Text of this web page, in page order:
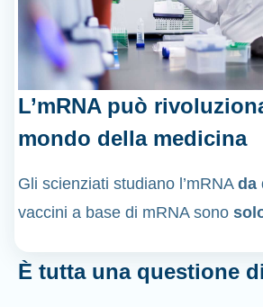
L’mRNA può
mondo della medicina
Gli scienziati studiano l’mRNA da
vaccini a base di mRNA sono
È tutta una questione